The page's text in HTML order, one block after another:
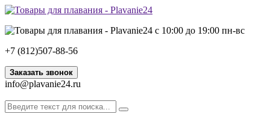
с 10:00 до 19:00 пн-вс
+7 (812)507-88-56
Заказать звонок
info@plavanie24.ru